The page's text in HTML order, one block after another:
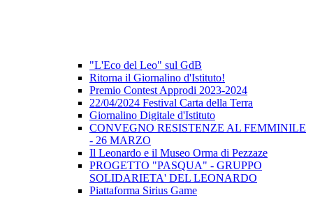
"L'Eco del Leo" sul GdB
Ritorna il Giornalino d'Istituto!
Premio Contest Approdi 2023-2024
22/04/2024 Festival Carta della Terra
Giornalino Digitale d'Istituto
CONVEGNO RESISTENZE AL FEMMINILE
- 26 MARZO
Il Leonardo e il Museo Orma di Pezzaze
PROGETTO "PASQUA" - GRUPPO
SOLIDARIETA' DEL LEONARDO
Piattaforma Sirius Game